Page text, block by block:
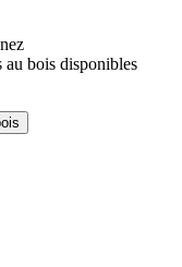
au bois disponibles